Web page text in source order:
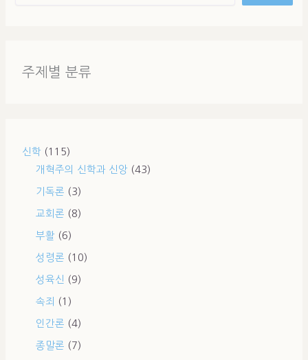
주제별 분류
신학 (115)
개혁주의 신학과 신앙 (43)
기독론 (3)
교회론 (8)
부활 (6)
성령론 (10)
성육신 (9)
속죄 (1)
인간론 (4)
종말론 (7)